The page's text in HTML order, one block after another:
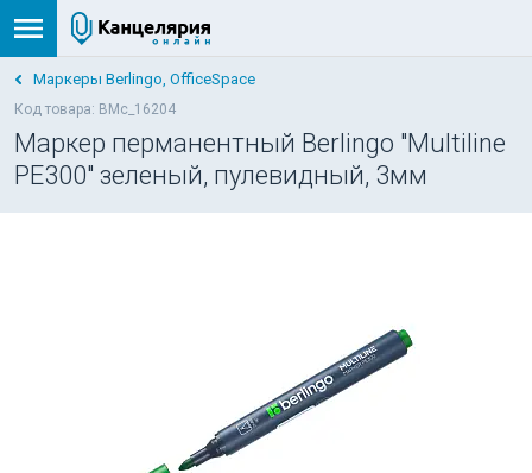
Маркеры Berlingo, OfficeSpace
Код товара: BMc_16204
Маркер перманентный Berlingo "Multiline
PE300" зеленый, пулевидный, 3мм